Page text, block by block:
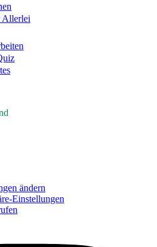
Allerlei
ändern
Einstellungen